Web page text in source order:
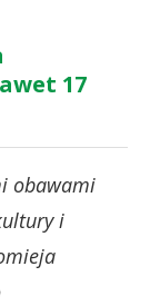
17
obawami
i